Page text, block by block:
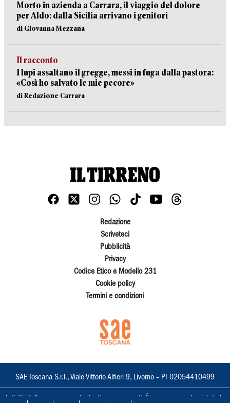
Morto in azienda a Carrara, il viaggio del dolore
per Aldo: dalla Sicilia arrivano i genitori
di Giovanna Mezzana
Il racconto
I lupi assaltano il gregge, messi in fuga dalla pastora:
«Così ho salvato le mie pecore»
di Redazione Carrara
Redazione
Scriveteci
Pubblicità
Privacy
Codice Etico e Modello 231
Cookie policy
Termini e condizioni
SAE Toscana S.r.l., Viale Vittorio Alfieri 9, Livorno – PI 02054410499
I diritti delle immagini e dei testi sono riservati. È espressamente vietata la